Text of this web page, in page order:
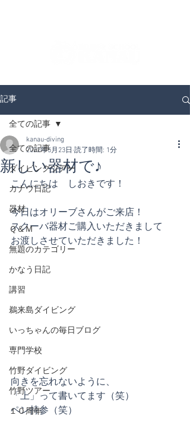
記事
全ての記事
ダイビングツアー
カナウ日記
器材
Ｑ＆Ｍ
無題のカテゴリー
かなう日記
講習
鵜来島ダイビング
いっちゃんの毎日ブログ
専門学校
竹野ダイビング
竹野ツアー
１０周年
全ての記事
新しい器材で♪
kanau-diving
2022年5月23日 読了時間: 1分
こんにちは　しおきです！
今日はオリーブさんがご来店！
スクーバ器材ご購入いただきまして
お渡しさせていただきました！
向きを忘れないように、
「上」って書いてます（笑）
ペン持参（笑）